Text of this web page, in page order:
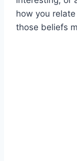
how you
those beliefs